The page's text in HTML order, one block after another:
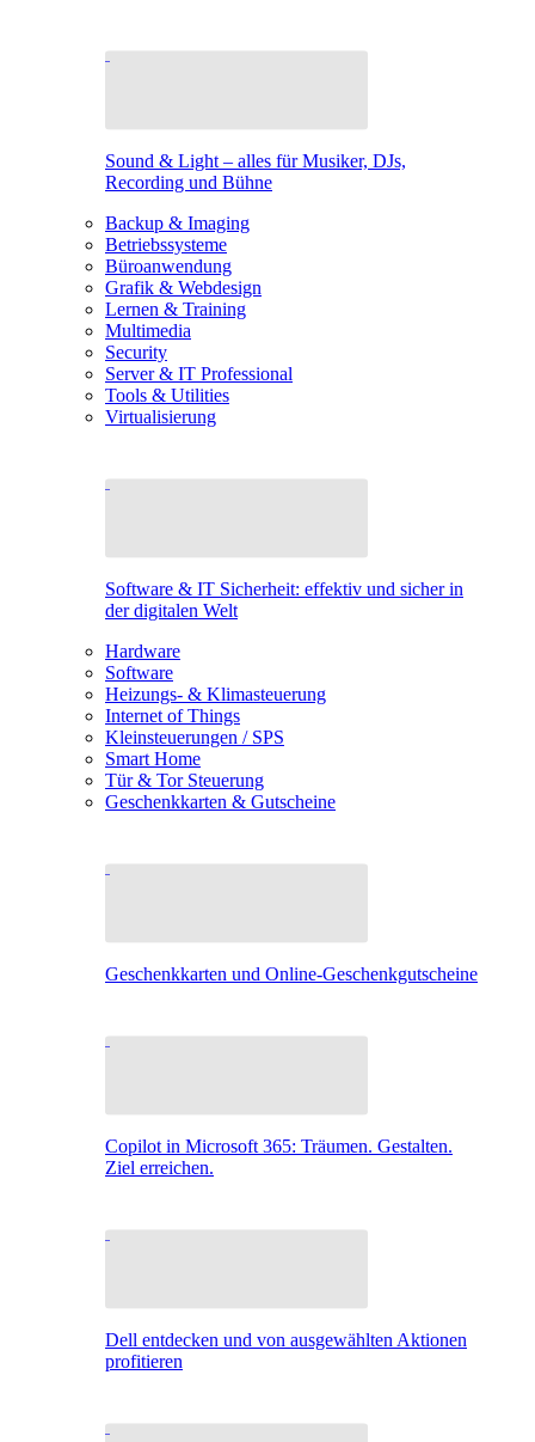
Sound & Light – alles für Musiker, DJs,
Recording und Bühne
Backup & Imaging
Betriebssysteme
Büroanwendung
Grafik & Webdesign
Lernen & Training
Multimedia
Security
Server & IT Professional
Tools & Utilities
Virtualisierung
Software & IT Sicherheit: effektiv und sicher in
der digitalen Welt
Hardware
Software
Heizungs- & Klimasteuerung
Internet of Things
Kleinsteuerungen / SPS
Smart Home
Tür & Tor Steuerung
Geschenkkarten & Gutscheine
Geschenkkarten und Online-Geschenkgutscheine
Copilot in Microsoft 365: Träumen. Gestalten.
Ziel erreichen.
Dell entdecken und von ausgewählten Aktionen
profitieren